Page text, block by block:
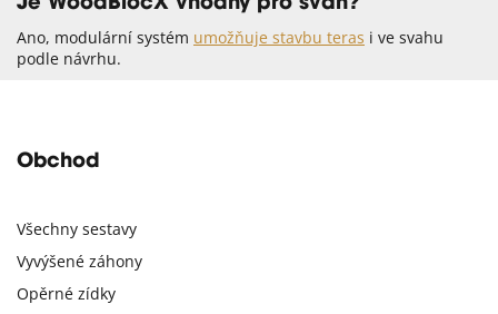
Je WoodBlocX vhodný pro svah?
Ano, modulární systém umožňuje stavbu teras i ve svahu
podle návrhu.
Obchod
Všechny sestavy
Vyvýšené záhony
Opěrné zídky